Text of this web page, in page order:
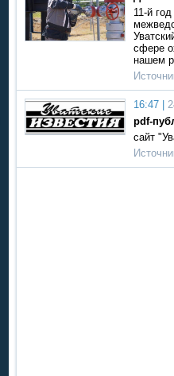
11-й
сфере
нашем
16:47 |
pdf-
сайт